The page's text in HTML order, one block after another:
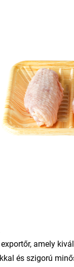
amely
és szigorú